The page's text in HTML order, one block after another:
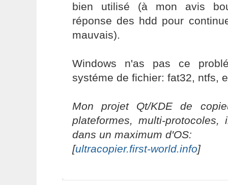
bien utilisé (à mon avis
réponse des hdd pour
mauvais).
Windows n'as pas ce
systéme de fichier: fat32, ntfs,
Mon projet Qt/KDE de
plateformes, multi-protocoles,
dans un maximum d'OS:
[ultracopier.first-world.info]